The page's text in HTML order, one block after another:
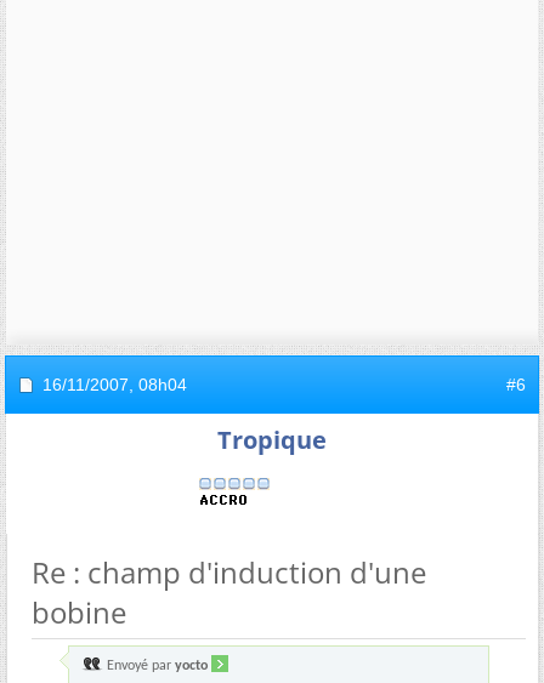
16/11/2007, 08h04 #6
Tropique
Re : champ d'induction d'une
bobine
Envoyé par yocto